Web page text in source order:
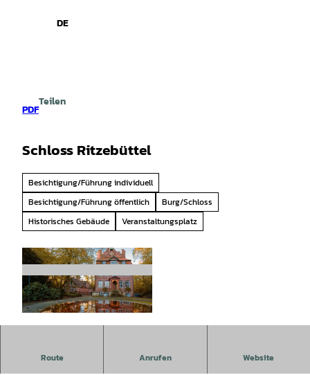
Gebärdensprache
DE
PDF
Teilen
Schloss Ritzebüttel
Besichtigung/Führung individuell
Besichtigung/Führung öffentlich
Burg/Schloss
Historisches Gebäude
Veranstaltungsplatz
Route Anrufen Website
Das Schloss Ritzebüttel ist eines der ältesten noch